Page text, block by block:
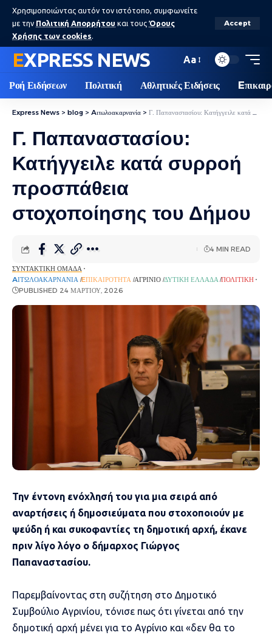
Χρησιμοποιώντας αυτόν τον ιστότοπο, συμφωνείτε
με την Πολιτική Απορρήτου και τους Όρους
Χρήσης των cookies.
Accept
EXPRESS NEWS Aa
Ροή Ειδήσεων Πολιτική Αθλητικές Ειδήσεις
Express News > blog > Aιτωλοακαρνανία > Γ. Παπαναστασίου: Κατήγγειλε κατά συρροή προσπάθεια στοχοποίησης του Δήμου
Γ. Παπαναστασίου:
Κατήγγειλε κατά συρροή
προσπάθεια
στοχοποίησης του Δήμου
ΣΥΝΤΑΚΤΙΚΉ ΟΜΆΔΑ
AΙΤΩΛΟΑΚΑΡΝΑΝΊΑ EΠΙΚΑΙΡΌΤΗΤΑ ΑΓΡΊΝΙΟ ΔΥΤΙΚΉ ΕΛΛΆΔΑ ΠΟΛΙΤΙΚΉ
PUBLISHED 24 ΜΑΡΤΊΟΥ, 2026
4 MIN READ
Την έντονη ενόχλησή του για μια σειρά από
αναρτήσεις ή δημοσιεύματα που στοχοποιούν με
ψεύδη ή και συκοφαντίες τη δημοτική αρχή, έκανε
πριν λίγο λόγο ο δήμαρχος Γιώργος
Παπαναστασίου.
Παρεμβαίνοντας στη συζήτηση στο Δημοτικό
Συμβούλιο Αγρινίου, τόνισε πως ότι γίνεται από την
δημοτική αρχή μένει για το Αγρίνιο και «δεν θα το